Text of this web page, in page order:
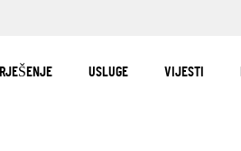
RJEŠENJE USLUGE VIJESTI